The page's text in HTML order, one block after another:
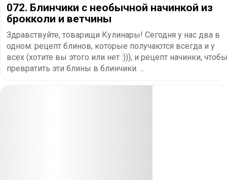
072. Блинчики с необычной начинкой из
брокколи и ветчины
Здравствуйте, товарищи Кулинары! Сегодня у нас два в
одном: рецепт блинов, которые получаются всегда и у
всех (хотите вы этого или нет :))), и рецепт начинки, чтобы
превратить эти блины в блинчики. ...